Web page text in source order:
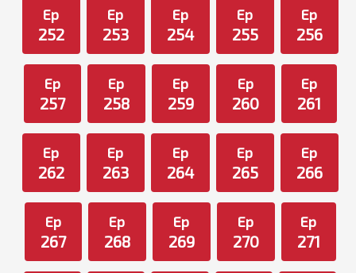
Ep
252
Ep
253
Ep
254
Ep
255
Ep
256
Ep
257
Ep
258
Ep
259
Ep
260
Ep
261
Ep
262
Ep
263
Ep
264
Ep
265
Ep
266
Ep
267
Ep
268
Ep
269
Ep
270
Ep
271